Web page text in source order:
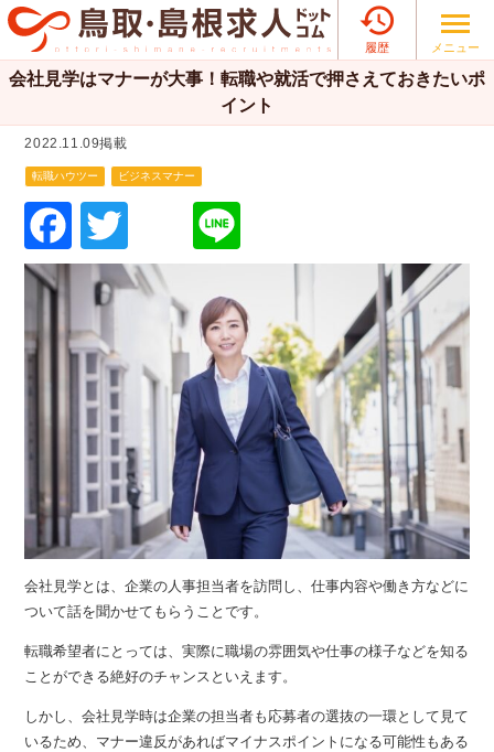

履歴 メニュー
会社見学はマナーが大事！転職や就活で押さえておきたいポ
イント
2022.11.09掲載
転職ハウツー ビジネスマナー
F
a
e
b
o
o
k
wi
tt
会社見学とは、企業の人事担当者を訪問し、仕事内容や働き方などに
ついて話を聞かせてもらうことです。
転職希望者にとっては、実際に職場の雰囲気や仕事の様子などを知る
ことができる絶好のチャンスといえます。
しかし、会社見学時は企業の担当者も応募者の選抜の一環として見て
いるため、マナー違反があればマイナスポイントになる可能性もある